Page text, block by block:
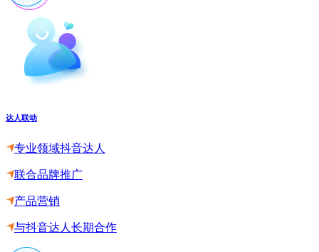
达人联动
专业领域抖音达人
联合品牌推广
产品营销
与抖音达人长期合作